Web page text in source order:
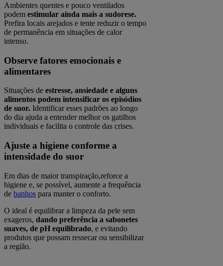
Ambientes quentes e pouco ventilados
podem estimular ainda mais a sudorese.
Prefira locais arejados e tente reduzir o tempo
de permanência em situações de calor
intenso.
Observe fatores emocionais e
alimentares
Situações de estresse, ansiedade e alguns
alimentos podem intensificar os episódios
de suor. Identificar esses padrões ao longo
do dia ajuda a entender melhor os gatilhos
individuais e facilita o controle das crises.
Ajuste a higiene conforme a
intensidade do suor
Em dias de maior transpiração,reforce a
higiene e, se possível, aumente a frequência
de banhos para manter o conforto.
O ideal é equilibrar a limpeza da pele sem
exageros, dando preferência a sabonetes
suaves, de pH equilibrado, e evitando
produtos que possam ressecar ou sensibilizar
a região.